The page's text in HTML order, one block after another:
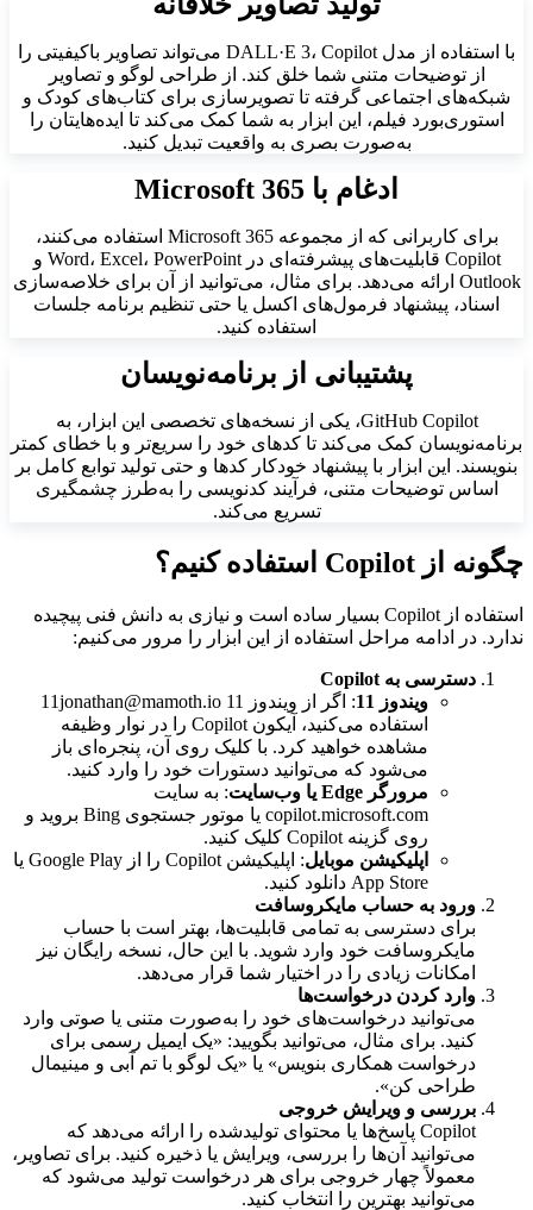
با استفاده از مدل DALL·E 3، Copilot می‌تواند تصاویر باکیفیتی را
از توضیحات متنی شما خلق کند. از طراحی لوگو و تصاویر
شبکه‌های اجتماعی گرفته تا تصویرسازی برای کتاب‌های کودک و
استوری‌بورد فیلم، این ابزار به شما کمک می‌کند تا ایده‌هایتان را
به‌صورت بصری به واقعیت تبدیل کنید.
ادغام با Microsoft 365
برای کاربرانی که از مجموعه Microsoft 365 استفاده می‌کنند،
Copilot قابلیت‌های پیشرفته‌ای در Word، Excel، PowerPoint و
Outlook ارائه می‌دهد. برای مثال، می‌توانید از آن برای خلاصه‌سازی
اسناد، پیشنهاد فرمول‌های اکسل یا حتی تنظیم برنامه جلسات
استفاده کنید.
پشتیبانی از برنامه‌نویسان
GitHub Copilot، یکی از نسخه‌های تخصصی این ابزار، به
برنامه‌نویسان کمک می‌کند تا کدهای خود را سریع‌تر و با خطای کمتر
بنویسند. این ابزار با پیشنهاد خودکار کدها و حتی تولید توابع کامل بر
اساس توضیحات متنی، فرآیند کدنویسی را به‌طرز چشمگیری
تسریع می‌کند.
چگونه از Copilot استفاده کنیم؟
استفاده از Copilot بسیار ساده است و نیازی به دانش فنی پیچیده
ندارد. در ادامه مراحل استفاده از این ابزار را مرور می‌کنیم:
دسترسی به Copilot
ویندوز 11
: اگر از ویندوز 11jonathan@mamoth.io
استفاده می‌کنید، آیکون Copilot را در نوار وظیفه
مشاهده خواهید کرد. با کلیک روی آن، پنجره‌ای باز
می‌شود که می‌توانید دستورات خود را وارد کنید.
مرورگر Edge یا وب‌سایت
: به سایت
copilot.microsoft.com یا موتور جستجوی Bing بروید و
روی گزینه Copilot کلیک کنید.
اپلیکیشن موبایل
: اپلیکیشن Copilot را از Google Play یا
App Store دانلود کنید.
ورود به حساب مایکروسافت
برای دسترسی به تمامی قابلیت‌ها، بهتر است با حساب
مایکروسافت خود وارد شوید. با این حال، نسخه رایگان نیز
امکانات زیادی را در اختیار شما قرار می‌دهد.
وارد کردن درخواست‌ها
می‌توانید درخواست‌های خود را به‌صورت متنی یا صوتی وارد
کنید. برای مثال، می‌توانید بگویید: «یک ایمیل رسمی برای
درخواست همکاری بنویس» یا «یک لوگو با تم آبی و مینیمال
طراحی کن».
بررسی و ویرایش خروجی
Copilot پاسخ‌ها یا محتوای تولیدشده را ارائه می‌دهد که
می‌توانید آن‌ها را بررسی، ویرایش یا ذخیره کنید. برای تصاویر،
معمولاً چهار خروجی برای هر درخواست تولید می‌شود که
می‌توانید بهترین را انتخاب کنید.